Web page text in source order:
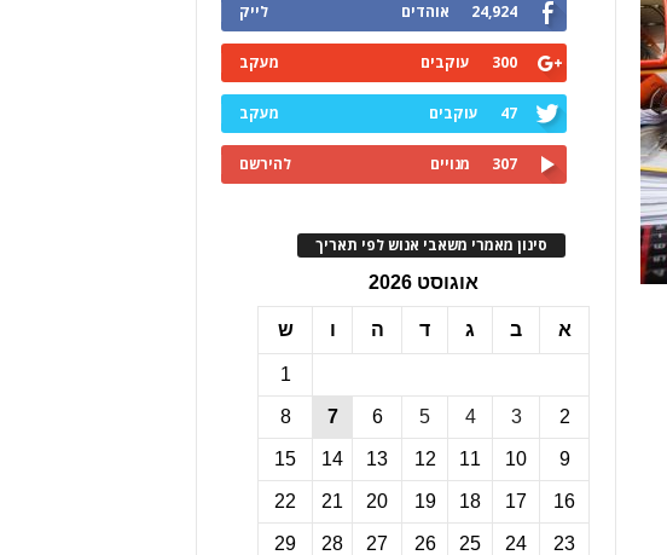
24,924 אוהדים לייק
300 עוקבים מעקב
47 עוקבים מעקב
307 מנויים להירשם
סינון מאמרי משאבי אנוש לפי תאריך
אוגוסט 2026
א ב ג ד ה ו ש
1
2
3
4
5
6
7
8
9
10
11
12
13
14
15
16
17
18
19
20
21
22
23
24
25
26
27
28
29